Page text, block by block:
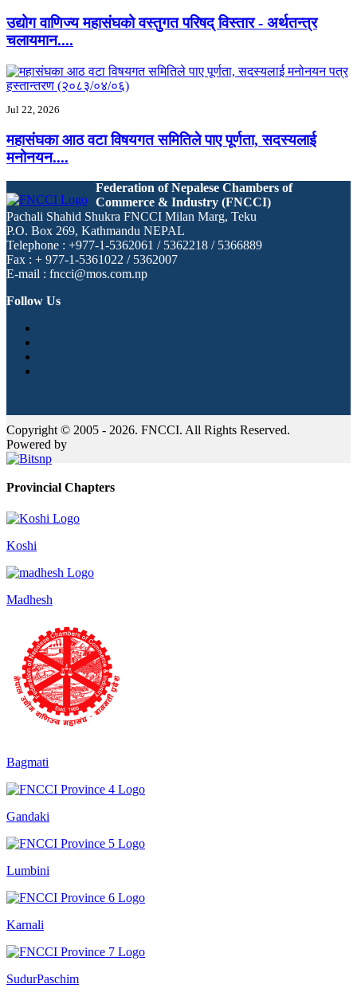
उद्योग वाणिज्य महासंघको वस्तुगत परिषद् विस्तार - अर्थतन्त्र
चलायमान....
Jul 22, 2026
महासंघका आठ वटा विषयगत समितिले पाए पूर्णता, सदस्यलाई
मनोनयन....
Federation of Nepalese Chambers of
Commerce & Industry (FNCCI)
Pachali Shahid Shukra FNCCI Milan Marg, Teku
P.O. Box 269, Kathmandu NEPAL
Telephone : +977-1-5362061 / 5362218 / 5366889
Fax : + 977-1-5361022 / 5362007
E-mail : fncci@mos.com.np
Follow Us
Copyright © 2005 - 2026. FNCCI. All Rights Reserved.
Powered by
Provincial Chapters
Koshi
Madhesh
Bagmati
Gandaki
Lumbini
Karnali
SudurPaschim